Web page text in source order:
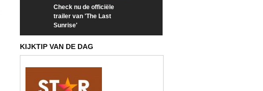
Check nu de officiële
trailer van 'The Last
Sunrise'
KIJKTIP VAN DE DAG